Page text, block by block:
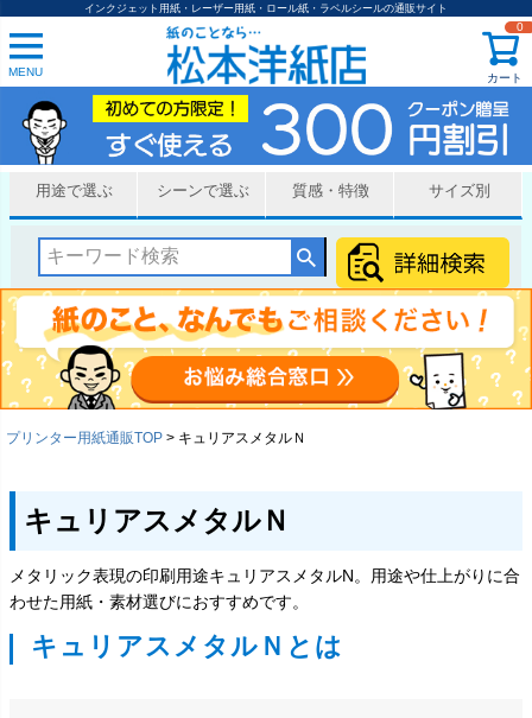
インクジェット用紙・レーザー用紙・ロール紙・ラベルシールの通販サイト
MENU カート
0
用途で選ぶ シーンで選ぶ 質感・特徴 サイズ別
プリンター用紙通販TOP キュリアスメタルＮ
キュリアスメタルＮ
メタリック表現の印刷用途キュリアスメタルN。用途や仕上がりに合
わせた用紙・素材選びにおすすめです。
キュリアスメタルＮとは